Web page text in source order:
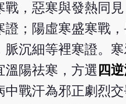
戰，惡寒與發熱同
；陽虛寒盛寒戰
脈沉細等裡寒證。
溫陽祛寒，方選 四
中戰汗為邪正劇烈